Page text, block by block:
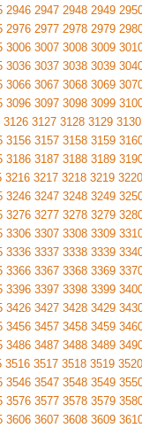
2946 2947 2948 2949
2976 2977 2978 2979
3006 3007 3008 3009
3036 3037 3038 3039
3066 3067 3068 3069
3096 3097 3098 3099
3126 3127 3128 3129 3130
3156 3157 3158 3159
3186 3187 3188 3189
3216 3217 3218 3219 3220
3246 3247 3248 3249
3276 3277 3278 3279
3306 3307 3308 3309
3336 3337 3338 3339
3366 3367 3368 3369
3396 3397 3398 3399
3426 3427 3428 3429
3456 3457 3458 3459
3486 3487 3488 3489
3516 3517 3518 3519 3520
3546 3547 3548 3549
3576 3577 3578 3579
3606 3607 3608 3609